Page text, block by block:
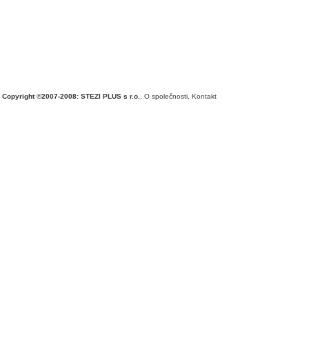
Copyright ©2007-2008: STEZI PLUS s r.o. O společnosti Kontakt